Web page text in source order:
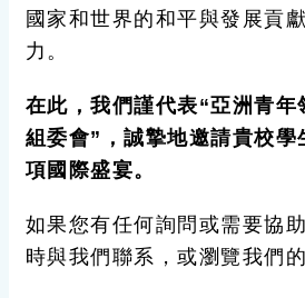
國家和世界的和平與發展貢
力。
在此，我們謹代表“亞洲青年
組委會”，誠摯地邀請貴校學
項國際盛宴。
如果您有任何詢問或需要協
時與我們聯系，或瀏覽我們的